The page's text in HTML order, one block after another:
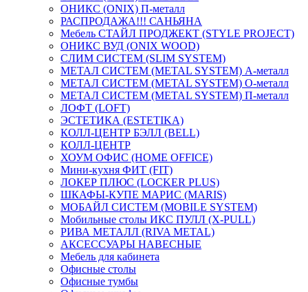
ОНИКС (ONIX) П-металл
РАСПРОДАЖА!!! САНЬЯНА
Мебель СТАЙЛ ПРОДЖЕКТ (STYLE PROJECT)
ОНИКС ВУД (ONIX WOOD)
СЛИМ СИСТЕМ (SLIM SYSTEM)
МЕТАЛ СИСТЕМ (METAL SYSTEM) А-металл
МЕТАЛ СИСТЕМ (METAL SYSTEM) О-металл
МЕТАЛ СИСТЕМ (METAL SYSTEM) П-металл
ЛОФТ (LOFT)
ЭСТЕТИКА (ESTETIKA)
КОЛЛ-ЦЕНТР БЭЛЛ (BELL)
КОЛЛ-ЦЕНТР
ХОУМ ОФИС (HOME OFFICE)
Мини-кухня ФИТ (FIT)
ЛОКЕР ПЛЮС (LOCKER PLUS)
ШКАФЫ-КУПЕ МАРИС (MARIS)
МОБАЙЛ СИСТЕМ (MOBILE SYSTEM)
Мобильные столы ИКС ПУЛЛ (X-PULL)
РИВА МЕТАЛЛ (RIVA METAL)
АКСЕССУАРЫ НАВЕСНЫЕ
Мебель для кабинета
Офисные столы
Офисные тумбы